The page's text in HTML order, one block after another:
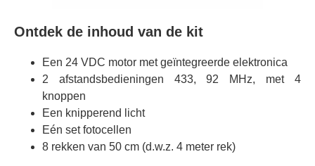
Ontdek de inhoud van de kit
Een 24 VDC motor met geïntegreerde elektronica
2 afstandsbedieningen 433, 92 MHz, met 4
knoppen
Een knipperend licht
Eén set fotocellen
8 rekken van 50 cm (d.w.z. 4 meter rek)